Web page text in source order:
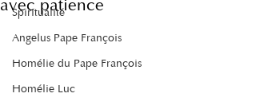
Spiritualité
Angelus Pape François
Homélie du Pape François
Homélie Luc
avec patience